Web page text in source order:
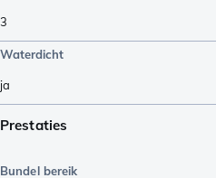
3
Waterdicht
ja
Prestaties
Bundel bereik